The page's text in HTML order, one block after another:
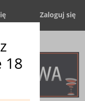
Zaloguj się
18